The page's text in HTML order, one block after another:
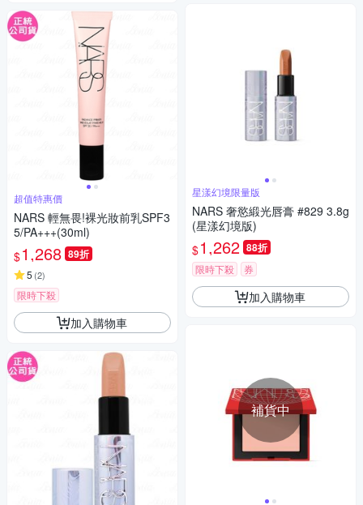
超值特惠價
NARS 輕無畏!裸光妝前乳SPF3
5/PA+++(30ml)
$1,268 89折
5 (2)
限時下殺
加入購物車
星漾幻境限量版
NARS 奢慾緞光唇膏 #829 3.8g
(星漾幻境版)
$1,262 88折
限時下殺 券
加入購物車
補貨中